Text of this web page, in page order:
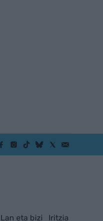
Lan eta bizi Iritzia